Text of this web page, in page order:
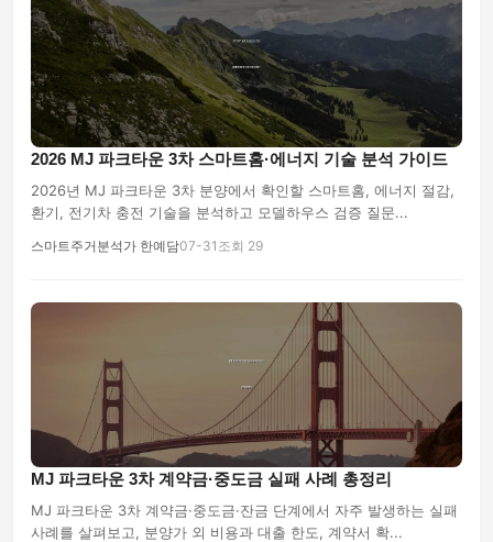
2026 MJ 파크타운 3차 스마트홈·에너지 기술 분석 가이드
2026년 MJ 파크타운 3차 분양에서 확인할 스마트홈, 에너지 절감,
환기, 전기차 충전 기술을 분석하고 모델하우스 검증 질문...
스마트주거분석가 한예담07-31 조회 29
MJ 파크타운 3차 계약금·중도금 실패 사례 총정리
MJ 파크타운 3차 계약금·중도금·잔금 단계에서 자주 발생하는 실패
사례를 살펴보고, 분양가 외 비용과 대출 한도, 계약서 확...